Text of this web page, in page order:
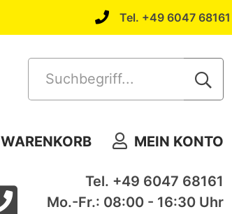
Tel. +49 6047 68161
Suchbegriff...
WARENKORB MEIN KONTO
Tel. +49 6047 68161
Mo.-Fr.: 08:00 - 16:30 Uhr